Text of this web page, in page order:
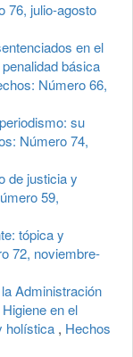
76, julio-agosto
en el
básica
Número 66,
su
Número 74,
de justicia y
59,
tópica y
72, noviembre-
Administración
en el
holística , Hechos